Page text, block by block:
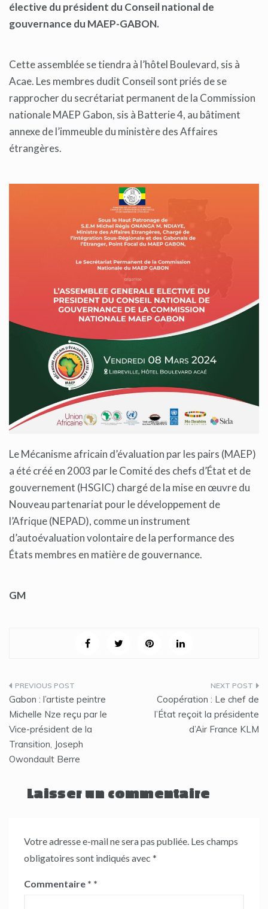
élective du président du Conseil national de
gouvernance du MAEP-GABON.
Cette assemblée se tiendra à l’hôtel Boulevard, sis à
Acae. Les membres dudit Conseil sont priés de se
rapprocher du secrétariat permanent de la Commission
nationale MAEP Gabon, sis à Batterie 4, au bâtiment
annexe de l’immeuble du ministère des Affaires
étrangères.
Le Mécanisme africain d’évaluation par les pairs (MAEP)
a été créé en 2003 par le Comité des chefs d’État et de
gouvernement (HSGIC) chargé de la mise en œuvre du
Nouveau partenariat pour le développement de
l’Afrique (NEPAD), comme un instrument
d’autoévaluation volontaire de la performance des
États membres en matière de gouvernance.
GM
Navigation
de
l’article
Gabon : l’artiste peintre
Michelle Nze reçu par le
Vice-président de la
Transition, Joseph
Owondault Berre
Coopération : Le chef de
l’État reçoit la présidente
d’Air France KLM
Laisser un commentaire
Votre adresse e-mail ne sera pas publiée. Les champs
obligatoires sont indiqués avec *
Commentaire *